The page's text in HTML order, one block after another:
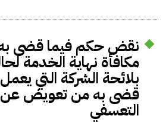
نقض حكم فيما قضى
مكافأة نهاية الخدمة
بلائحة الشركة التي
قضى به من تعويض
التعسفي